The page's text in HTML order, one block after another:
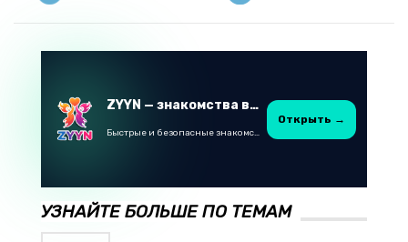
ZYYN — знакомства в Казахстане
Быстрые и безопасные знакомства в Telegram
Открыть →
УЗНАЙТЕ БОЛЬШЕ ПО ТЕМАМ